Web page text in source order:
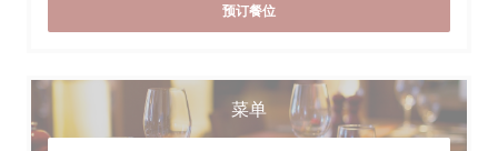
预订餐位
菜单